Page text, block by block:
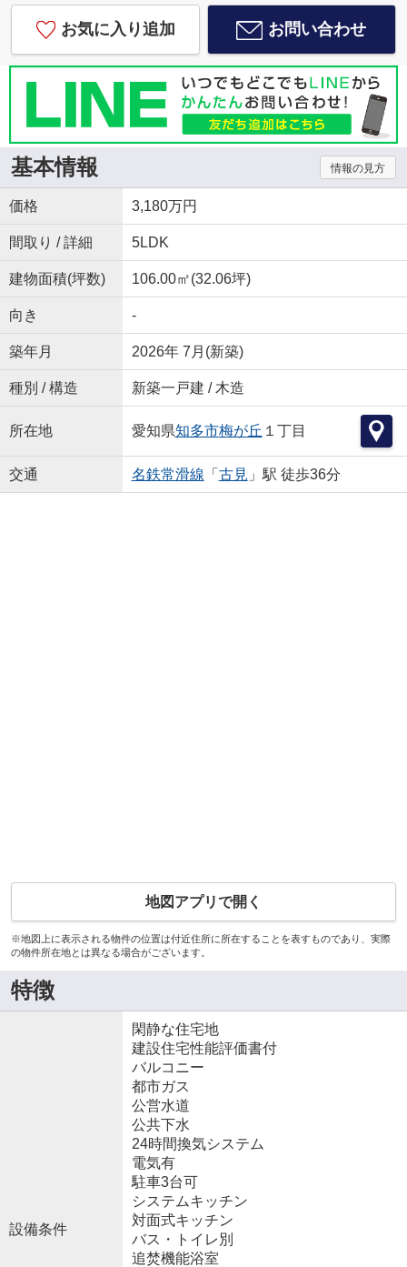
お気に入り追加 お問い合わせ
基本情報 情報の見方
価格 3,180万円
間取り / 詳細 5LDK
建物面積(坪数) 106.00㎡(32.06坪)
向き -
築年月 2026年 7月(新築)
種別 / 構造 新築一戸建 / 木造
所在地 愛知県知多市梅が丘 １丁目
交通 名鉄常滑線 「 古見 」駅 徒歩36分
地図アプリで開く
※地図上に表示される物件の位置は付近住所に所在することを表すものであり、実際
の物件所在地とは異なる場合がございます。
特徴
設備条件
閑静な住宅地
建設住宅性能評価書付
バルコニー
都市ガス
公営水道
公共下水
24時間換気システム
電気有
駐車3台可
システムキッチン
対面式キッチン
バス・トイレ別
追焚機能浴室